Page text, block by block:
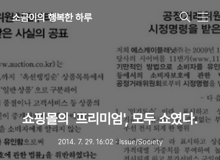
소금이의 행복한 하루
메
뉴
쇼핑몰의 '프리미엄', 모두 쇼였다.
2014. 7. 29. 16:02 ㆍIssue/Society